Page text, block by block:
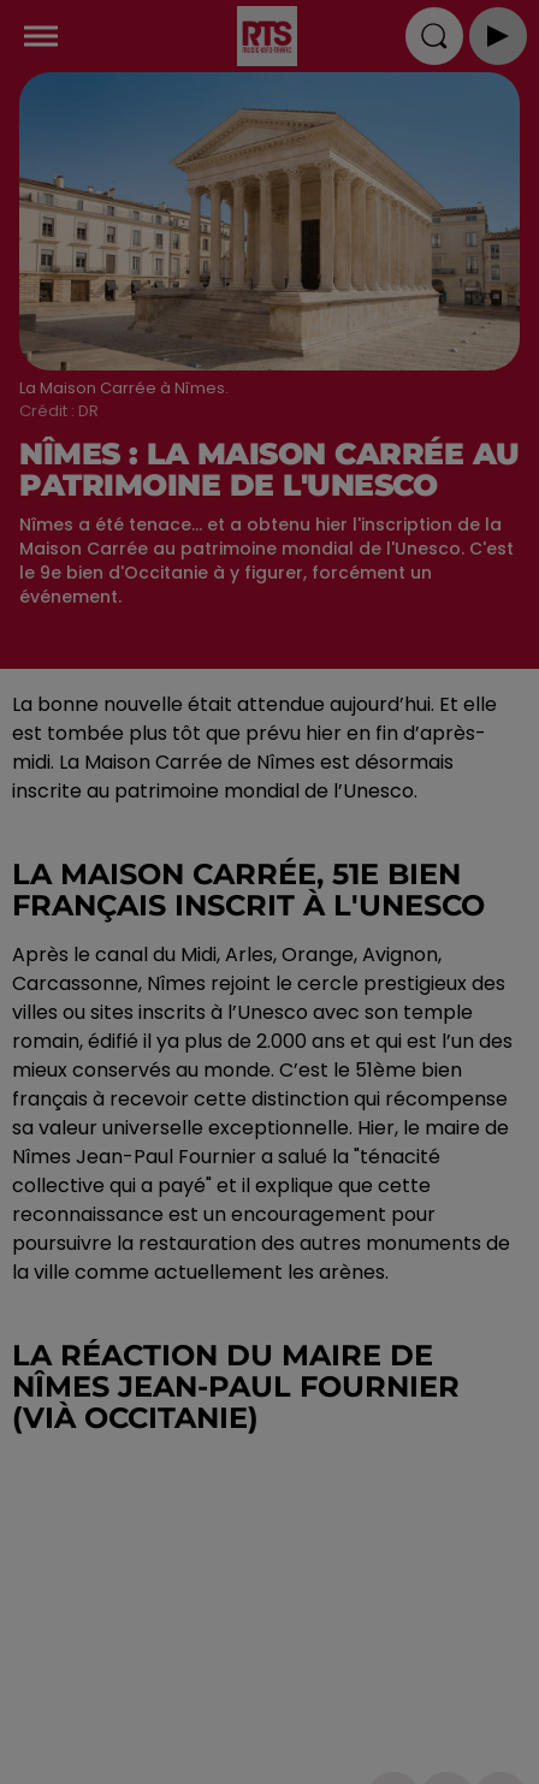
La Maison Carrée à Nîmes.
Crédit : DR
NÎMES : LA MAISON CARRÉE AU
PATRIMOINE DE L'UNESCO
Nîmes a été tenace... et a obtenu hier l'inscription de la
Maison Carrée au patrimoine mondial de l'Unesco. C'est
le 9e bien d'Occitanie à y figurer, forcément un
événement.
La bonne nouvelle était attendue aujourd’hui. Et elle
est tombée plus tôt que prévu hier en fin d’après-
midi. La Maison Carrée de Nîmes est désormais
inscrite au patrimoine mondial de l’Unesco.
LA MAISON CARRÉE, 51E BIEN
FRANÇAIS INSCRIT À L'UNESCO
Après le canal du Midi, Arles, Orange, Avignon,
Carcassonne, Nîmes rejoint le cercle prestigieux des
villes ou sites inscrits à l’Unesco avec son temple
romain, édifié il ya plus de 2.000 ans et qui est l’un des
mieux conservés au monde. C’est le 51ème bien
français à recevoir cette distinction qui récompense
sa valeur universelle exceptionnelle. Hier, le maire de
Nîmes Jean-Paul Fournier a salué la "ténacité
collective qui a payé" et il explique que cette
reconnaissance est un encouragement pour
poursuivre la restauration des autres monuments de
la ville comme actuellement les arènes.
LA RÉACTION DU MAIRE DE
NÎMES JEAN-PAUL FOURNIER
(VIÀ OCCITANIE)